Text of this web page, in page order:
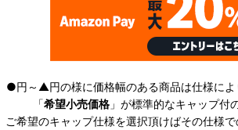
●円～▲円の様に価格幅のある商品は仕様によ
「希望小売価格 」が標準的なキャップ付
ご希望のキャップ仕様を選択頂けばその仕様